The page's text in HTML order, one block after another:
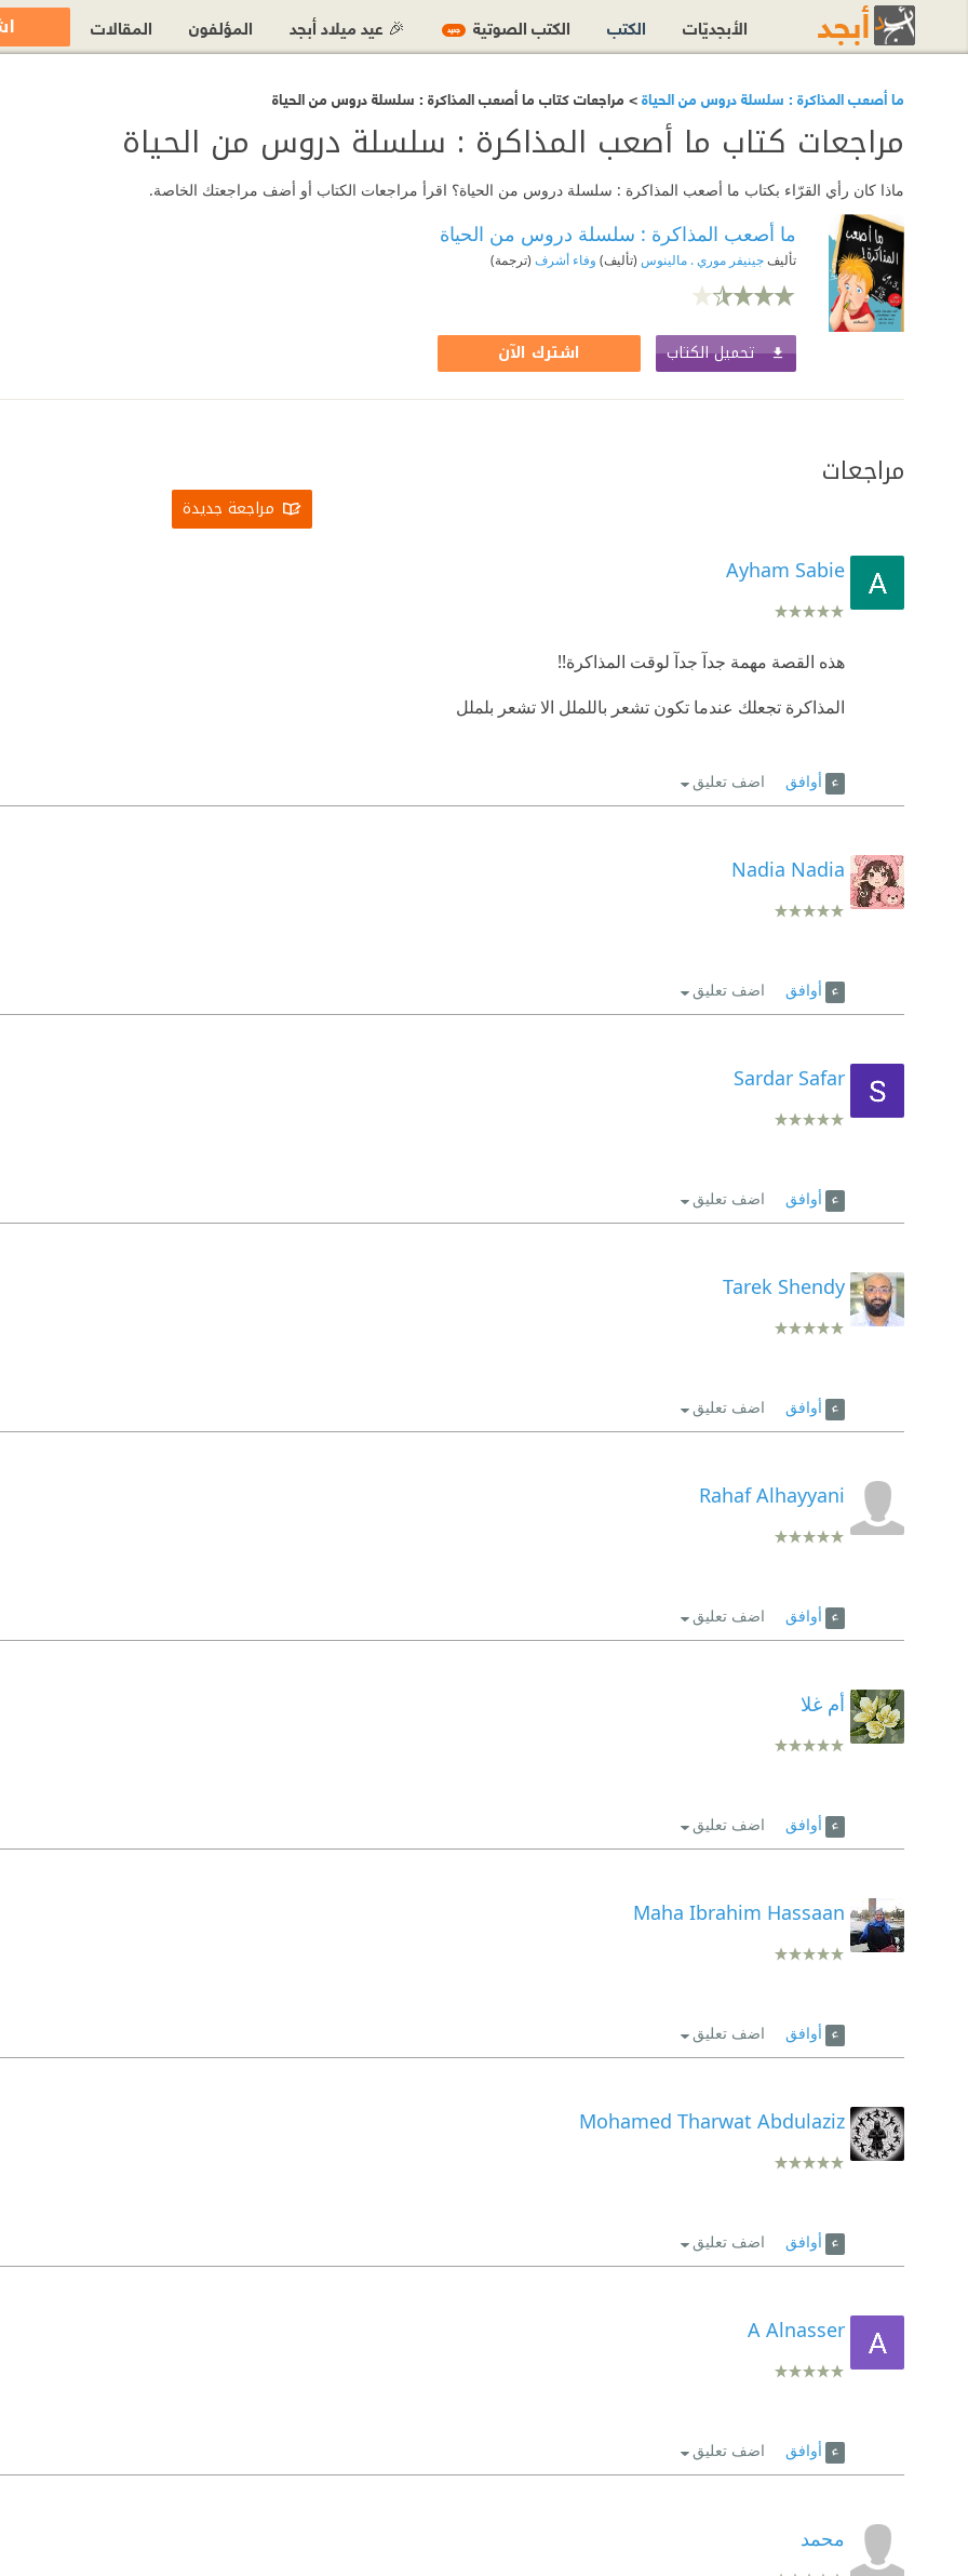
ما أصعب المذاكرة : سلسلة دروس من الحياة> مراجعات كتاب ما أصعب المذاكرة : سلسلة دروس من الحياة
مراجعات كتاب ما أصعب المذاكرة : سلسلة دروس من الحياة
ماذا كان رأي القرّاء بكتاب ما أصعب المذاكرة : سلسلة دروس من الحياة؟ اقرأ مراجعات الكتاب أو أضف مراجعتك الخاصة.
ما أصعب المذاكرة : سلسلة دروس من الحياة
تأليفجينيفر موري . مالينوس (تأليف) وفاء أشرف (ترجمة)
تحميل الكتاب اشترك الآن
مراجعات
مراجعة جديدة
Ayham Sabie
هذه القصة مهمة جدآ جدآ لوقت المذاكرة!!
المذاكرة تجعلك عندما تكون تشعر باللملل الا تشعر بلملل
أوافق اضف تعليق
Nadia Nadia
أوافق اضف تعليق
Sardar Safar
أوافق اضف تعليق
Tarek Shendy
أوافق اضف تعليق
Rahaf Alhayyani
أوافق اضف تعليق
أم غلا
أوافق اضف تعليق
Maha Ibrahim Hassaan
أوافق اضف تعليق
Mohamed Tharwat Abdulaziz
أوافق اضف تعليق
A Alnasser
أوافق اضف تعليق
محمد
الأبجديّات الكتب الكتب الصوتية جديد 🎉 عيد ميلاد أبجد المؤلفون المقالات